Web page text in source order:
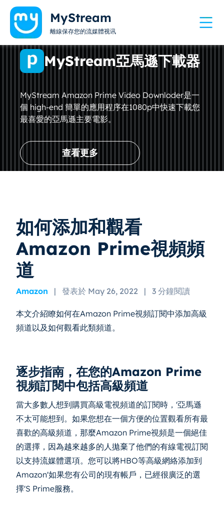
MyStream
離線保存您的流媒體视讯
MyStream亞馬遜下載器
MyStream Amazon Prime Video Downloder是一
個 high-end 簡單的應用程序在1080p中快速下載您
最喜愛的亞馬遜主要電影。
查看更多
如何添加和觀看
Amazon Prime視頻頻
道
Amazon | 發表於 May 26, 2022 | 3 分鐘閱讀
本文介紹瞭如何在Amazon Prime視頻訂閱中添加高級
頻道以及如何觀看此類頻道。
逐步指南，在您的Amazon Prime
視頻訂閱中包括高級頻道
當大多數人想到購買高級電視頻道的訂閱時，'亞馬遜
不太可能想到。如果您想在一個方便的位置觀看所有最
喜歡的高級頻道，那麼Amazon Prime視頻是一個絕佳
的選擇，因為越來越多的人拋棄了他們的有線電視訂閱
以支持流媒體選項。您可以將HBO等高級網絡添加到
Amazon'如果您有公司的現有帳戶，已經很廣泛的選
擇'S Prime服務。